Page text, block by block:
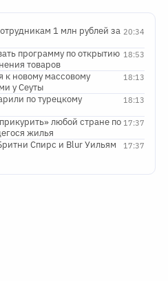
20:34
1 млн рублей за
18:53
программу по открытию
товаров
18:13
к новому массовому
у Сеуты
18:13
по турецкому
17:37
любой стране по
жилья
17:37
Спирс и Blur Уильям